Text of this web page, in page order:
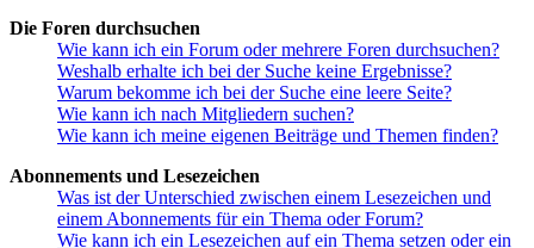
Die Foren durchsuchen
Wie kann ich ein Forum oder mehrere Foren durchsuchen?
Weshalb erhalte ich bei der Suche keine Ergebnisse?
Warum bekomme ich bei der Suche eine leere Seite?
Wie kann ich nach Mitgliedern suchen?
Wie kann ich meine eigenen Beiträge und Themen finden?
Abonnements und Lesezeichen
Was ist der Unterschied zwischen einem Lesezeichen und
einem Abonnements für ein Thema oder Forum?
Wie kann ich ein Lesezeichen auf ein Thema setzen oder ein